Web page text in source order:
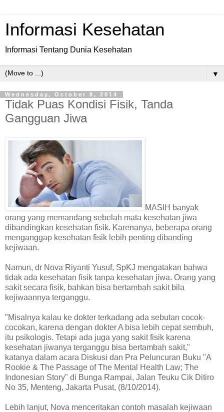
Informasi Kesehatan
Informasi Tentang Dunia Kesehatan
▼
Wednesday, October 8, 2014
Tidak Puas Kondisi Fisik, Tanda
Gangguan Jiwa
MASIH banyak
orang yang memandang sebelah mata kesehatan jiwa
dibandingkan kesehatan fisik. Karenanya, beberapa orang
menganggap kesehatan fisik lebih penting dibanding
kejiwaan.
Namun, dr Nova Riyanti Yusuf, SpKJ mengatakan bahwa
tidak ada kesehatan fisik tanpa kesehatan jiwa. Orang yang
sakit secara fisik, bahkan bisa bertambah sakit bila
kejiwaannya terganggu.
"Misalnya kalau ke dokter terkadang ada sebutan cocok-
cocokan, karena dengan dokter A bisa lebih cepat sembuh,
itu psikologis. Tetapi ada juga yang sakit fisik karena
kesehatan jiwanya terganggu bisa bertambah sakit,"
katanya dalam acara Diskusi dan Pra Peluncuran Buku "A
Rookie & The Passage of The Mental Health Law; The
Indonesian Story" di Bunga Rampai, Jalan Teuku Cik Ditiro
No 35, Menteng, Jakarta Pusat, (8/10/2014).
Lebih lanjut, Nova menceritakan contoh masalah kejiwaan